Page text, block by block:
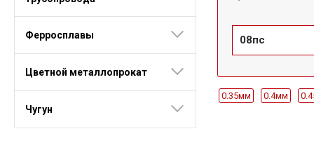
Ферросплавы
Цветной металлопрокат
Чугун
08пс
0.35мм 0.4мм